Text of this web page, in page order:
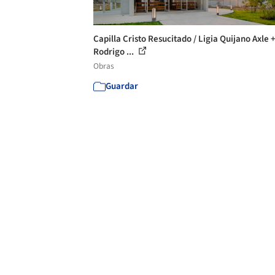
Capilla Cristo Resucitado / Ligia Quijano Axle +
Rodrigo ...
Obras
Guardar